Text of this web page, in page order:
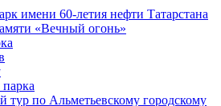
имени 60-летия нефти Татарстана
«Вечный огонь»
тур по Альметьевскому городскому